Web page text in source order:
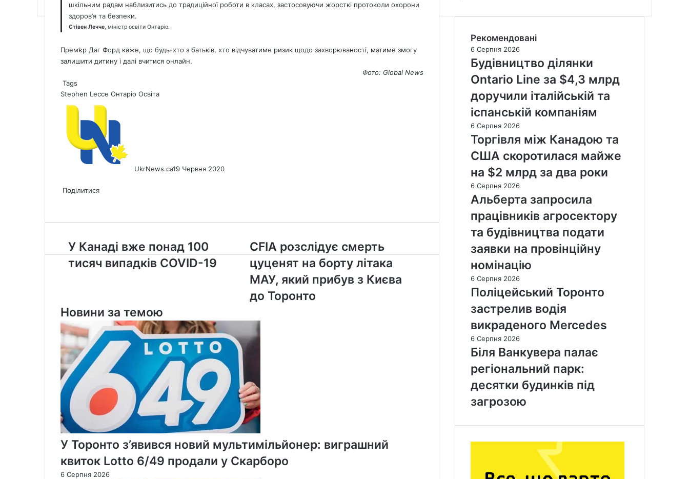
шкільним радам наблизитись до традиційної роботи в класах, застосовуючи жорсткі протоколи охорони
здоров’я та безпеки.
Стівен Лечче, міністр освіти Онтаріо.
Прем’єр Даг Форд каже, що будь-хто з батьків, хто відчуватиме ризик щодо захворюваності, матиме змогу
залишити дитину і далі вчитися онлайн.
Фото: Global News
Tags
Stephen Lecce Онтаріо Освіта
UkrNews.ca19 Червня 2020
via
Поділитися
Email
У
Канаді
вже
випадків
COVID-
19
У Канаді вже понад 100
тисяч випадків COVID-19
CFIA
розслідує
смерть
цуценят
на
борту
прибув
Торонто
CFIA розслідує смерть
цуценят на борту літака
МАУ, який прибув з Києва
до Торонто
Новини за темою
У Торонто з’явився новий мультимільйонер: виграшний
квиток Lotto 6/49 продали у Скарборо
6 Серпня 2026
Рекомендовані
6 Серпня 2026
Будівництво ділянки
Ontario Line за $4,3 млрд
доручили італійській та
іспанській компаніям
6 Серпня 2026
Торгівля між Канадою та
США скоротилася майже
на $2 млрд за два роки
6 Серпня 2026
Альберта запросила
працівників агросектору
та будівництва подати
заявки на провінційну
номінацію
6 Серпня 2026
Поліцейський Торонто
застрелив водія
викраденого Mercedes
6 Серпня 2026
Біля Ванкувера палає
регіональний парк:
десятки будинків під
загрозою